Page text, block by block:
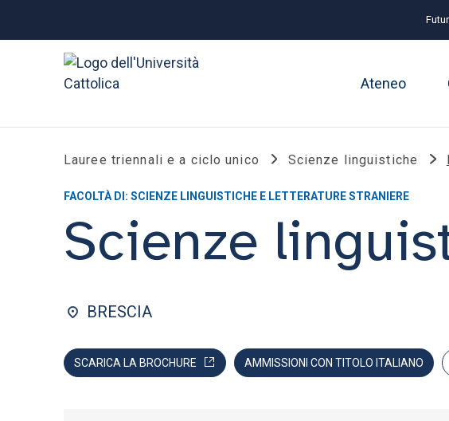
Ateneo
Lauree triennali e a ciclo unico Scienze linguistiche
FACOLTÀ DI: SCIENZE LINGUISTICHE E LETTERATURE STRANIERE
Scienze
BRESCIA
SCARICA LA BROCHURE AMMISSIONI CON TITOLO ITALIANO